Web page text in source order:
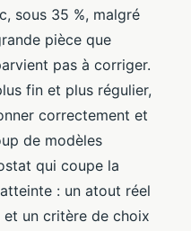
sous 35 %, malgré
pièce que
pas à corriger.
fin et plus régulier,
correctement et
de modèles
qui coupe la
: un atout réel
un critère de choix